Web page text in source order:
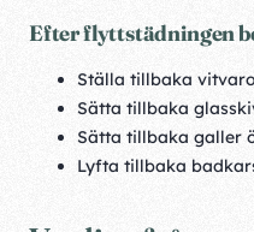
Efter flyttstädningen
Ställa tillbaka
Sätta tillbaka
Sätta tillbaka galler
Lyfta tillbaka